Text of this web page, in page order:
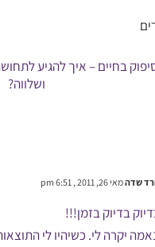
שדהמאי 26, 2011 , 6:51 pm
בדיוק בזמן!!!
יקרה לי. כשיהיו לי